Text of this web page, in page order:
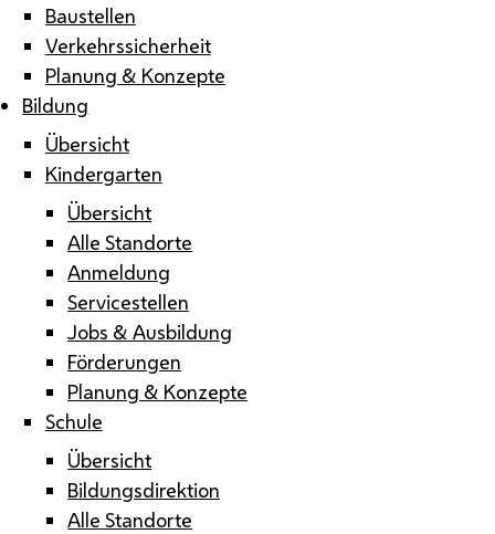
Baustellen
Verkehrssicherheit
Planung & Konzepte
Bildung
Übersicht
Kindergarten
Übersicht
Alle Standorte
Anmeldung
Servicestellen
Jobs & Ausbildung
Förderungen
Planung & Konzepte
Schule
Übersicht
Bildungsdirektion
Alle Standorte